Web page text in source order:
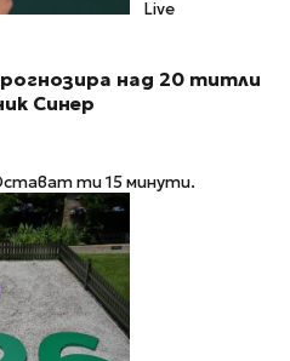
Live
над 20 титли
Синер
ти 15 минути.